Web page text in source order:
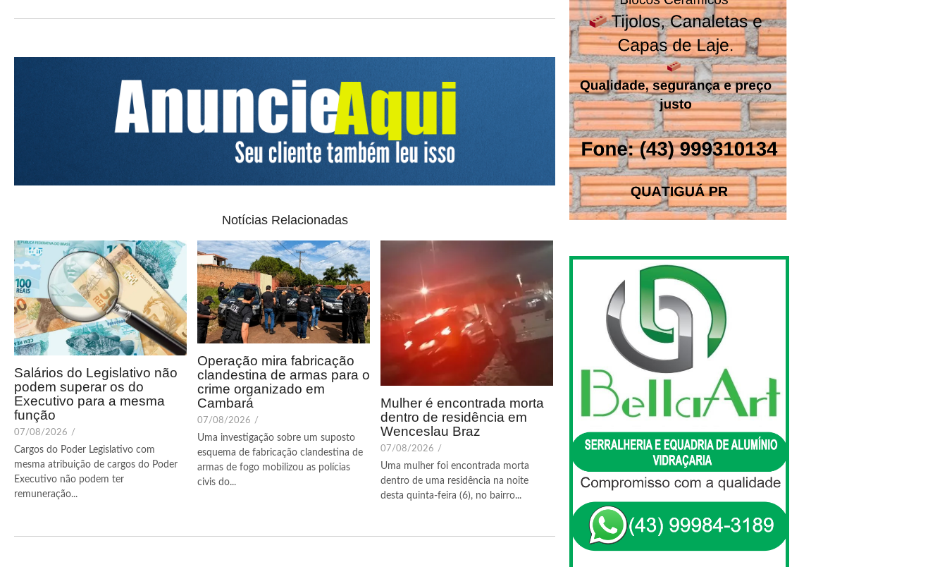
Notícias Relacionadas
Salários do Legislativo não
podem superar os do
Executivo para a mesma
função
07/08/2026 /
Cargos do Poder Legislativo com
mesma atribuição de cargos do Poder
Executivo não podem ter
remuneração...
Operação mira fabricação
clandestina de armas para o
crime organizado em
Cambará
07/08/2026 /
Uma investigação sobre um suposto
esquema de fabricação clandestina de
armas de fogo mobilizou as polícias
civis do...
Mulher é encontrada morta
dentro de residência em
Wenceslau Braz
07/08/2026 /
Uma mulher foi encontrada morta
dentro de uma residência na noite
desta quinta-feira (6), no bairro...